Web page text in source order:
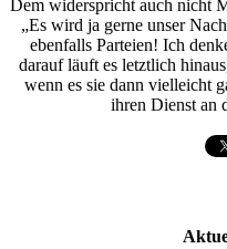
Dem widerspricht auch nicht
„Es wird ja gerne unser
ebenfalls Parteien! Ich
darauf läuft es letztlich
wenn es sie dann vielleicht
ihren Dienst an